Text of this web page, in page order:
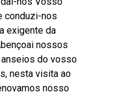
conduzi-nos
exigente da
nossos
do vosso
nesta visita ao
nosso